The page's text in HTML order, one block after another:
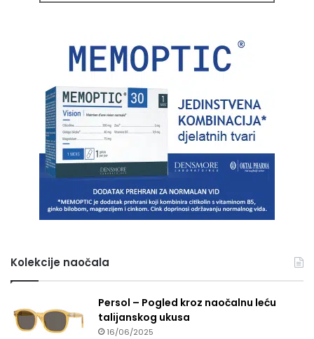
Kolekcije naočala
Persol – Pogled kroz naočalnu leću
talijanskog ukusa
16/06/2025